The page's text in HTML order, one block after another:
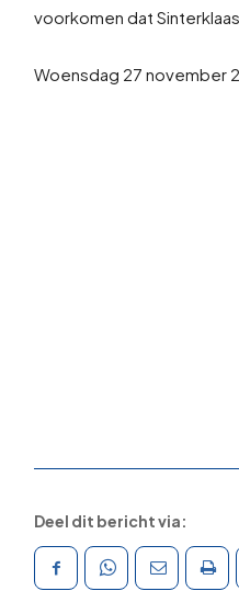
voorkomen dat
Woensdag 27 november
Deel dit bericht via: